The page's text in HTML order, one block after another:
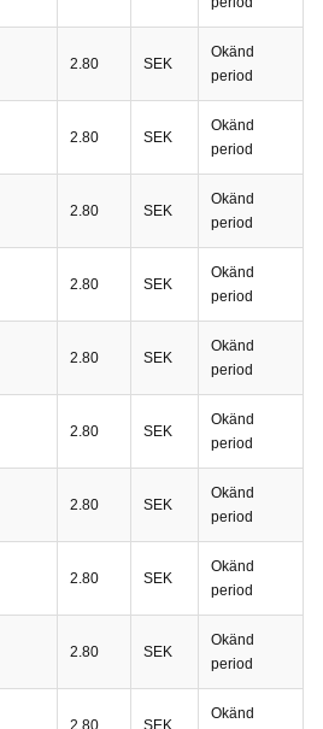
2.80 SEK
Okänd
period
2.80 SEK
Okänd
period
2.80 SEK
Okänd
period
2.80 SEK
Okänd
period
2.80 SEK
Okänd
period
2.80 SEK
Okänd
period
2.80 SEK
Okänd
period
2.80 SEK
Okänd
period
2.80 SEK
Okänd
period
Okänd